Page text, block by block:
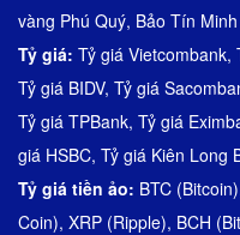
vàng Phú Quý, Bảo Tín
Tỷ giá: Tỷ giá Vietcombank,
Tỷ giá BIDV, Tỷ giá
Tỷ giá TPBank, Tỷ giá
giá HSBC, Tỷ giá Kiên Long
Tỷ giá tiền ảo: BTC (Bitcoin)
Coin), XRP (Ripple), BCH